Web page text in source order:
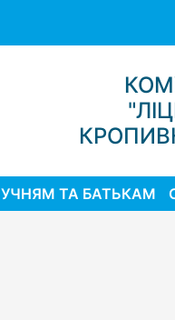
УЧНЯМ ТА БАТЬКАМ